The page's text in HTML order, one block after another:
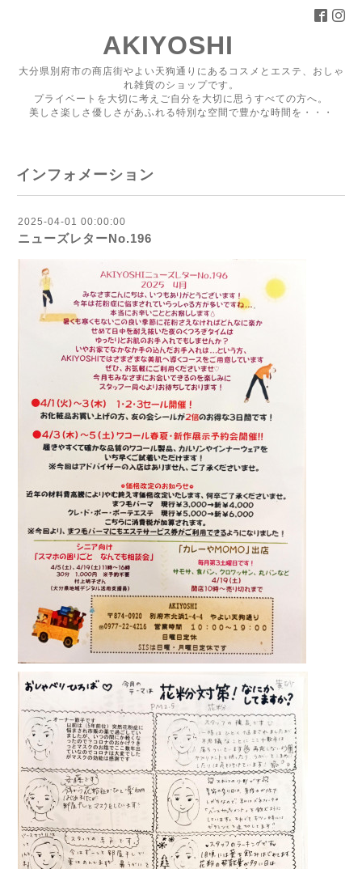
AKIYOSHI
大分県別府市の商店街やよい天狗通りにあるコスメとエステ、おしゃ
れ雑貨のショップです。
プライベートを大切に考えご自分を大切に思うすべての方へ。
美しさ楽しさ優しさがあふれる特別な空間で豊かな時間を・・・
インフォメーション
2025-04-01 00:00:00
ニューズレターNo.196